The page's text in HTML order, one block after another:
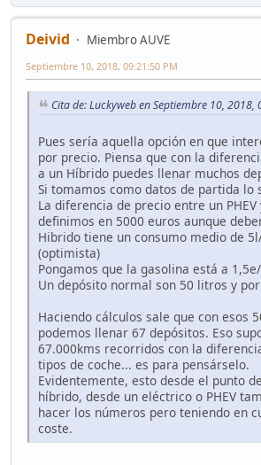
Deivid
Miembro AUVE
Septiembre 10, 2018, 09:21:50 PM
Cita de: Luckyweb en Septiembre 10, 2018,
Pues sería aquella opción en que
por precio. Piensa que con la
a un Híbrido puedes llenar muchos
Si tomamos como datos de partida lo
La diferencia de precio entre un
definimos en 5000 euros aunque
Hibrido tiene un consumo medio de
(optimista)
Pongamos que la gasolina está a
Un depósito normal son 50 litros y
Haciendo cálculos sale que con esos
podemos llenar 67 depósitos. Eso
67.000kms recorridos con la
tipos de coche... es para pensárselo.
Evidentemente, esto desde el punto
híbrido, desde un eléctrico o PHEV
hacer los números pero teniendo en
coste.